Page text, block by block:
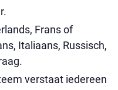
Frans of
Italiaans, Russisch,
verstaat iedereen